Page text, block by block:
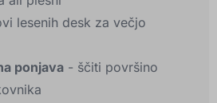
lesenih desk za večjo
ponjava - ščiti površino